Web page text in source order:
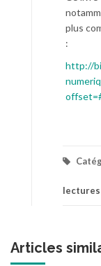
plus
:
http://
lectures
Articles